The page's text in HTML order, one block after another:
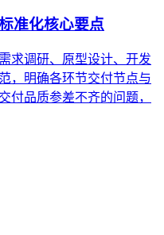
准化核心要点
求调研、原型设计、开发
，明确各环节交付节点与
付品质参差不齐的问题，